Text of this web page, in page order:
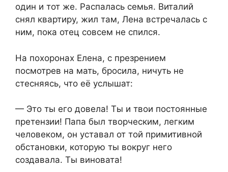
один и тот же. Распалась семья. Виталий
снял квартиру, жил там, Лена встречалась с
ним, пока отец совсем не спился.
На похоронах Елена, с презрением
посмотрев на мать, бросила, ничуть не
стесняясь, что её услышат:
— Это ты его довела! Ты и твои постоянные
претензии! Папа был творческим, легким
человеком, он уставал от той примитивной
обстановки, которую ты вокруг него
создавала. Ты виновата!